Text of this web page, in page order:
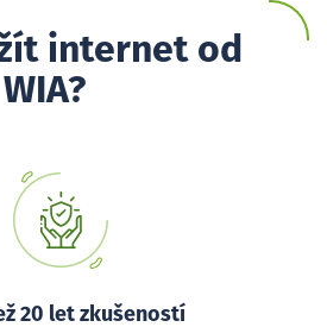
internet od
WIA?
20 let zkušeností